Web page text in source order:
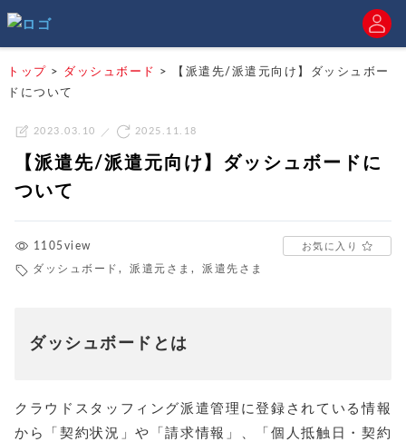
トップ > ダッシュボード >
【派遣先/派遣元向け】ダッシュボー
ドについて
2023.03.10 2025.11.18
【派遣先/派遣元向け】ダッシュボードに
ついて
1105view
ダッシュボード , 派遣元さま , 派遣先さま
お気に入り
ダッシュボードとは
クラウドスタッフィング派遣管理に登録されている情報
から「契約状況」や「請求情報」、「個人抵触日・契約